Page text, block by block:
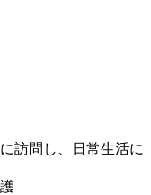
訪問し、日常生活に